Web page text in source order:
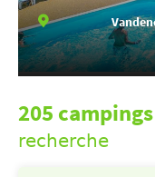
205 campings
recherche